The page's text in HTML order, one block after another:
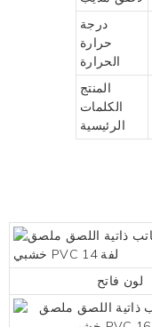
درجة
حرارة
الحرارة
المنتج
الكلمات
الرئيسية
لون فاتح